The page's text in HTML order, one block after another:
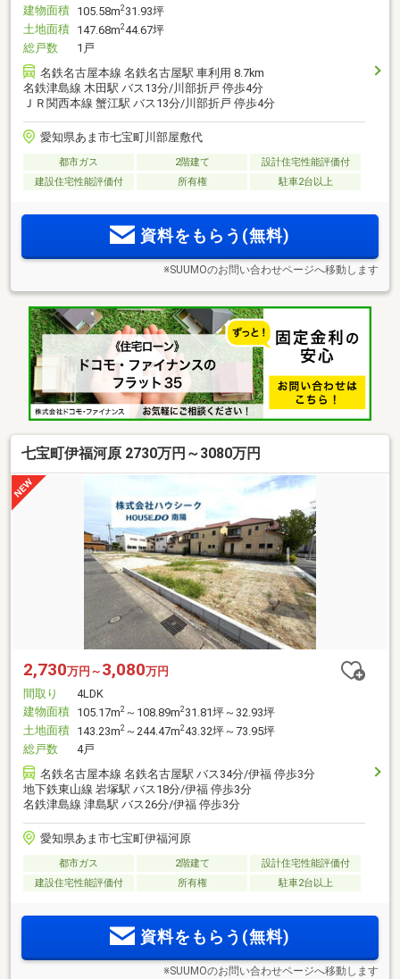
建物面積 105.58m2 31.93坪
土地面積 147.68m244.67坪
総戸数
1戸
名鉄名古屋本線 名鉄名古屋駅 車利用 8.7km
名鉄津島線 木田駅 バス13分/川部折戸 停歩4分
ＪＲ関西本線 蟹江駅 バス13分/川部折戸 停歩4分
愛知県あま市七宝町川部屋敷代
都市ガス 2階建て
設計住宅性能評価付
建設住宅性能評価付
所有権 駐車2台以上
資料をもらう(無料)
※SUUMOのお問い合わせページへ移動します
七宝町伊福河原 2730万円～3080万円
2,730万円～ 3,080万円
間取り
4LDK
建物面積 105.17m2 ～108.89m231.81坪～32.93坪
土地面積 143.23m2 ～244.47m243.32坪～73.95坪
総戸数
4戸
名鉄名古屋本線 名鉄名古屋駅 バス34分/伊福 停歩3分
地下鉄東山線 岩塚駅 バス18分/伊福 停歩3分
名鉄津島線 津島駅 バス26分/伊福 停歩3分
愛知県あま市七宝町伊福河原
都市ガス 2階建て
設計住宅性能評価付
建設住宅性能評価付
所有権 駐車2台以上
資料をもらう(無料)
※SUUMOのお問い合わせページへ移動します